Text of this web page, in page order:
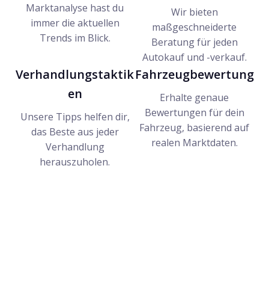
Marktanalyse hast du
immer die aktuellen
Trends im Blick.
Wir bieten
maßgeschneiderte
Beratung für jeden
Autokauf und -verkauf.
Verhandlungstaktik
en
Unsere Tipps helfen dir,
das Beste aus jeder
Verhandlung
herauszuholen.
Fahrzeugbewertung
Erhalte genaue
Bewertungen für dein
Fahrzeug, basierend auf
realen Marktdaten.